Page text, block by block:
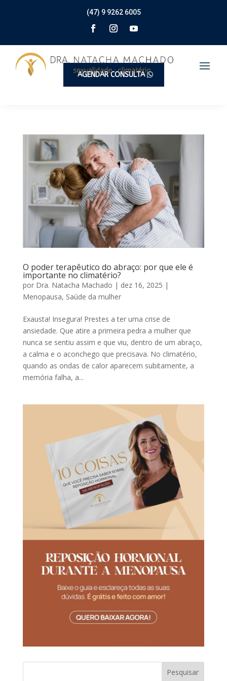
(47) 9 9262 6005
AGENDAR CONSULTA
O poder terapêutico do abraço: por que ele é
importante no climatério?
por Dra. Natacha Machado | dez 16, 2025 |
Menopausa, Saúde da mulher
Exausta! Insegura! Prestes a ter uma crise de
ansiedade. Que atire a primeira pedra a mulher que
nunca se sentiu assim e que viu, dentro de um abraço,
a calma e o aconchego que precisava. No climatério,
quando as ondas de calor aparecem subitamente, a
memória falha, a...
Pesquisar